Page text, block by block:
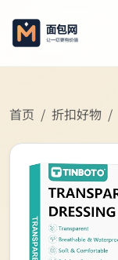
首页 折扣好物